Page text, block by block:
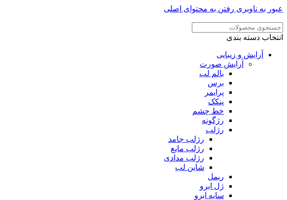
عبور به ناوبری رفتن به محتوای اصلی
انتخاب دسته بندی
آرایش و زیبایی
آرایش صورت
بالم لب
برس
پرایمر
پنکک
خط چشم
رژگونه
رژلب
رژلب جامد
رژلب مایع
رژلب مدادی
شاین لب
ریمل
ژل ابرو
سایه ابرو